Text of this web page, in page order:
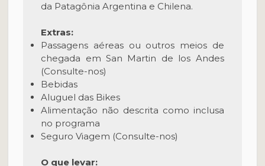
da Patagônia Argentina e Chilena.
Extras:
Passagens aéreas ou outros meios de
chegada em San Martin de los Andes
(Consulte-nos)
Bebidas
Aluguel das Bikes
Alimentação não descrita como inclusa
no programa
Seguro Viagem (Consulte-nos)
O que levar: